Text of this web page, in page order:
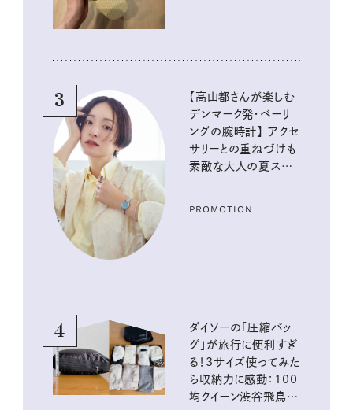
3
【高山都さんが楽しむ
デンマーク発・ベーリ
ングの腕時計】 アクセ
サリーとの重ねづけも
素敵な大人の夏スタイ
PROMOTION
4
ダイソーの「圧縮バッ
グ」が旅行に便利すぎ
る！3サイズ使ってみた
ら収納力に感動：100
均クイーン渋谷飛鳥の